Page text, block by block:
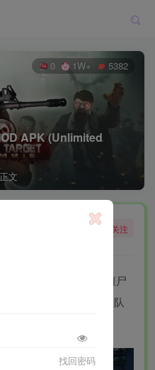
APK (Unlimited
正文
0 1W+ 5382
眠。
关注
一剩下的特工来对抗僵尸
你必须击落僵尸，营救队
救城市。
找回密码